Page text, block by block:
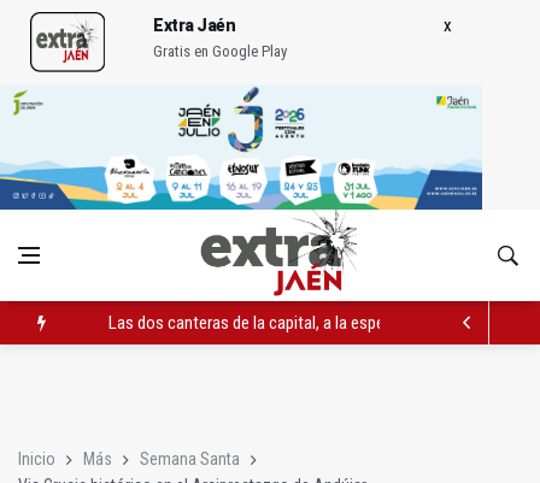
Extra Jaén
Gratis en Google Play
Las dos canteras de la capital, a la espera de que se restaure
Inicio Más
Semana Santa